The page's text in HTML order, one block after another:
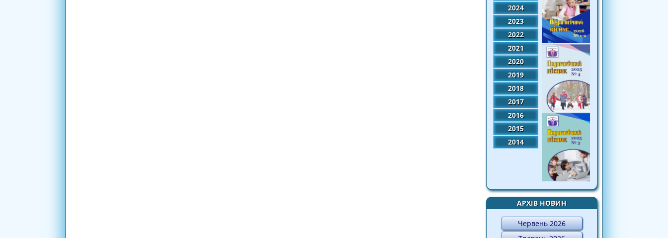
2024
2023
2022
2021
2020
2019
2018
2017
2016
2015
2014
АРХІВ НОВИН
Червень 2026